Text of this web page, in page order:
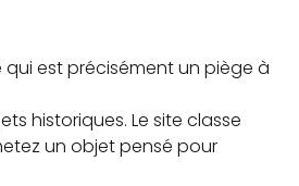
qui est précisément un piège à
historiques. Le site classe
un objet pensé pour